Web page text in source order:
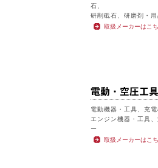
石、
研削砥石、研磨剤・
取扱メーカーはこ
電動機器・工具、充
エンジン機器・工具
ー
取扱メーカーはこ